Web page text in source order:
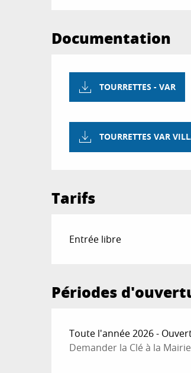
Documentation
TOURRETTES - VAR
TOURRETTES VAR
Tarifs
Entrée libre
Périodes
Toute l'année 2026 -
Demander la Clé à la